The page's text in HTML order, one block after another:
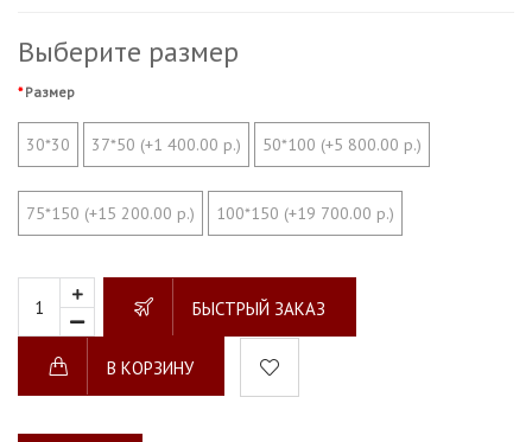
Выберите размер
Размер
30*30 37*50 (+1 400.00 р.) 50*100 (+5 800.00 р.)
75*150 (+15 200.00 р.) 100*150 (+19 700.00 р.)
БЫСТРЫЙ ЗАКАЗ
В КОРЗИНУ